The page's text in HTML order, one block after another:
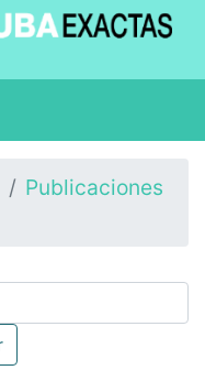
Publicaciones